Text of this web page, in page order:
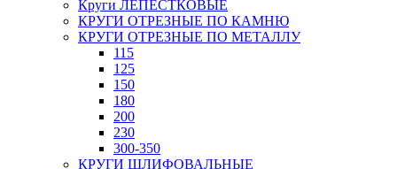
Круги ЛЕПЕСТКОВЫЕ
КРУГИ ОТРЕЗНЫЕ ПО КАМНЮ
КРУГИ ОТРЕЗНЫЕ ПО МЕТАЛЛУ
115
125
150
180
200
230
300-350
КРУГИ ШЛИФОВАЛЬНЫЕ